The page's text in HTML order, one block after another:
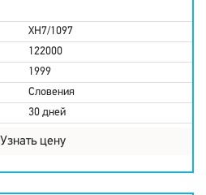
XH7/1097
122000
1999
Словения
30 дней
Узнать цену